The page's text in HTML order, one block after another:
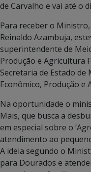
de Carvalho e vai até o
Para receber o
Reinaldo Azambuja,
superintendente de
Produção e Agricultura
Secretaria de Estado
Econômico, Produção e
Na oportunidade o
Mais, que busca a
em especial sobre o
atendimento ao
A ideia segundo o
para Dourados e